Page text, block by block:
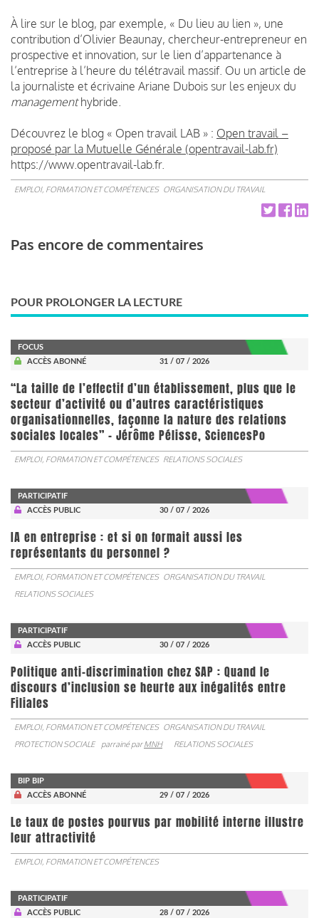
À lire sur le blog, par exemple, « Du lieu au lien », une
contribution d’Olivier Beaunay, chercheur-entrepreneur en
prospective et innovation, sur le lien d’appartenance à
l’entreprise à l’heure du télétravail massif. Ou un article de
la journaliste et écrivaine Ariane Dubois sur les enjeux du
managementhybride.
Découvrez le blog « Open travail LAB » : Open travail –
proposé par la Mutuelle Générale (opentravail-lab.fr)
https://www.opentravail-lab.fr.
EMPLOI, FORMATION ET COMPÉTENCES ORGANISATION DU TRAVAIL
Pas encore de commentaires
POUR PROLONGER LA LECTURE
FOCUS
ACCÈS ABONNÉ
31 / 07 / 2026
“La taille de l’effectif d’un établissement, plus que le
secteur d’activité ou d’autres caractéristiques
organisationnelles, façonne la nature des relations
sociales locales” - Jérôme Pélisse, SciencesPo
EMPLOI, FORMATION ET COMPÉTENCES RELATIONS SOCIALES
PARTICIPATIF
ACCÈS PUBLIC
30 / 07 / 2026
IA en entreprise : et si on formait aussi les
représentants du personnel ?
EMPLOI, FORMATION ET COMPÉTENCES ORGANISATION DU TRAVAIL
RELATIONS SOCIALES
PARTICIPATIF
ACCÈS PUBLIC
30 / 07 / 2026
Politique anti-discrimination chez SAP : Quand le
discours d’inclusion se heurte aux inégalités entre
Filiales
EMPLOI, FORMATION ET COMPÉTENCES ORGANISATION DU TRAVAIL
PROTECTION SOCIALE
parrainé parMNH RELATIONS SOCIALES
BIP BIP
ACCÈS ABONNÉ
29 / 07 / 2026
Le taux de postes pourvus par mobilité interne illustre
leur attractivité
EMPLOI, FORMATION ET COMPÉTENCES
PARTICIPATIF
ACCÈS PUBLIC
28 / 07 / 2026